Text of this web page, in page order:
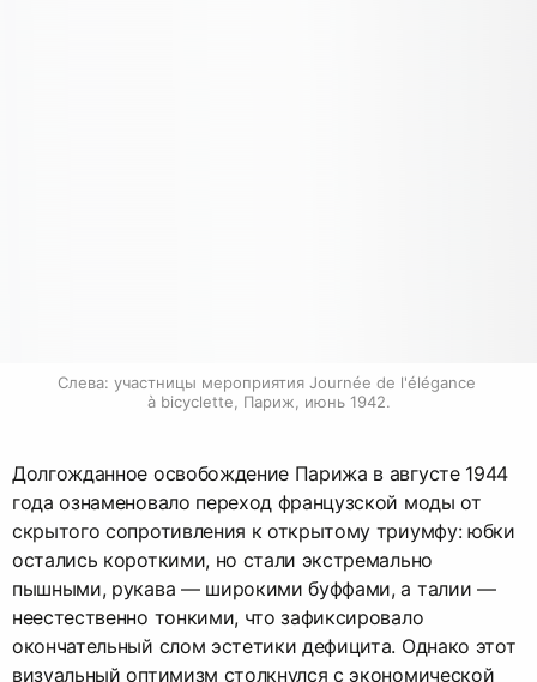
Слева: участницы мероприятия Journée de l'élégance
à bicyclette, Париж, июнь 1942.
Долгожданное освобождение Парижа в августе 1944
года ознаменовало переход французской моды от
скрытого сопротивления к открытому триумфу: юбки
остались короткими, но стали экстремально
пышными, рукава — широкими буффами, а талии —
неестественно тонкими, что зафиксировало
окончательный слом эстетики дефицита. Однако этот
визуальный оптимизм столкнулся с экономической